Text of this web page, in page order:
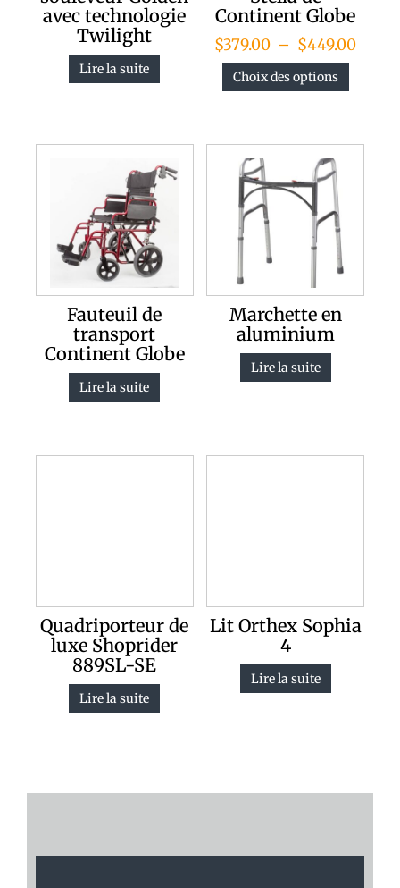
avec technologie
Twilight
Lire la suite
Continent Globe
$379.00 – $449.00
Choix des options
Fauteuil de
transport
Continent Globe
Lire la suite
Marchette en
aluminium
Lire la suite
Quadriporteur de
luxe Shoprider
889SL-SE
Lire la suite
Lit Orthex Sophia
4
Lire la suite